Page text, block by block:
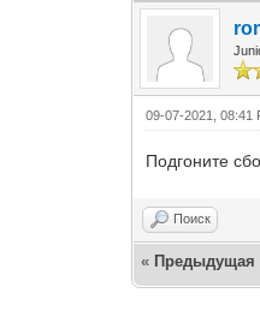
09-07-2021, 08:41
Подгоните
Поиск
« Предыдущая